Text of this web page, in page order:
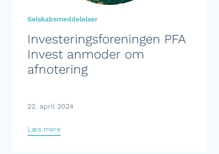
Selskabsmeddelelser
Investeringsforeningen PFA
Invest anmoder om
afnotering
22. april 2024
Læs mere